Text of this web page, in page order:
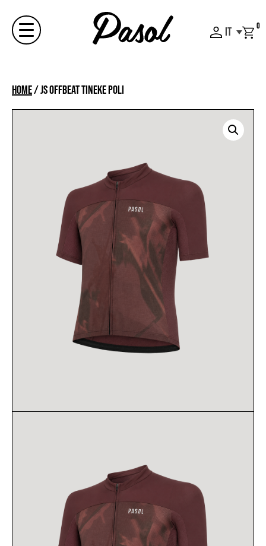
contentMenu IT 0
Home/JS OFFBEAT TINEKE POLI